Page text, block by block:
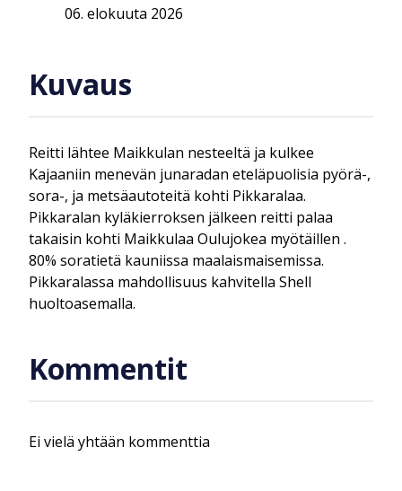
06. elokuuta 2026
Kuvaus
Reitti lähtee Maikkulan nesteeltä ja kulkee
Kajaaniin menevän junaradan eteläpuolisia pyörä-,
sora-, ja metsäautoteitä kohti Pikkaralaa.
Pikkaralan kyläkierroksen jälkeen reitti palaa
takaisin kohti Maikkulaa Oulujokea myötäillen .
80% soratietä kauniissa maalaismaisemissa.
Pikkaralassa mahdollisuus kahvitella Shell
huoltoasemalla.
Kommentit
Ei vielä yhtään kommenttia